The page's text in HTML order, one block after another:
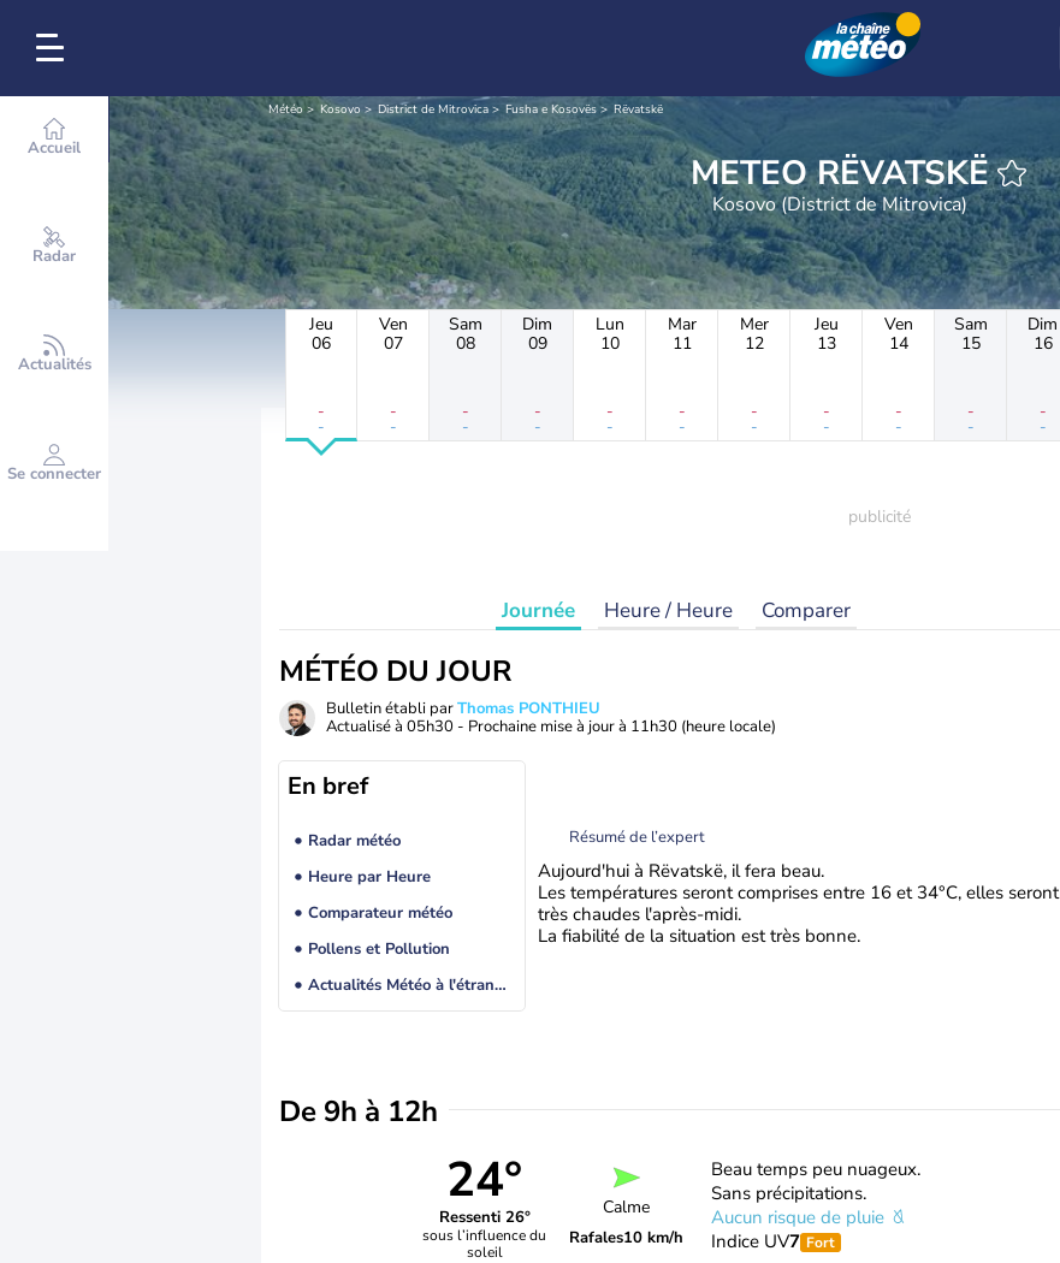
Accueil
Radar
Actualités
Se connecter
Météo Kosovo District de Mitrovica Fusha e Kosovës Rëvatskë
METEO RËVATSKË
Kosovo (District de Mitrovica)
Jeu
06
-
-
Ven
07
-
-
Sam
08
-
-
Dim
09
-
-
Lun
10
-
-
Mar
11
-
-
Mer
12
-
-
Jeu
13
-
-
Ven
14
-
-
Sam
15
-
-
Dim
16
-
-
Journée Heure / Heure Comparer
MÉTÉO DU JOUR
Bulletin établi parThomas PONTHIEU
Actualisé à 05h30 - Prochaine mise à jour à 11h30 (heure locale)
En bref
Radar météo
Heure par Heure
Comparateur météo
Pollens et Pollution
Actualités Météo à l'étranger
Résumé de l’expert
Aujourd'hui à Rëvatskë, il fera beau.
Les températures seront comprises entre 16 et 34°C, elles seront
très chaudes l'après-midi.
La fiabilité de la situation est très bonne.
De 9h à 12h
24°
Ressenti 26°
sous l’influence du
soleil
Calme
Rafales10 km/h
Beau temps peu nuageux.
Sans précipitations.
Aucun risque de pluie
Indice UV7 Fort